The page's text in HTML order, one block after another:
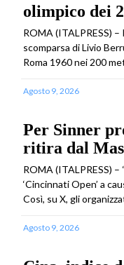
olimpico dei
ROMA (ITALPRESS)
scomparsa di Livio
Roma 1960 nei 200
Agosto 9, 2026
Per Sinner
ritira dal
ROMA (ITALPRESS)
‘Cincinnati Open’ a
Così, su X, gli
Agosto 9, 2026